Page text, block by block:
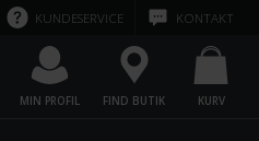
KUNDESERVICE KONTAKT
MIN PROFIL FIND BUTIK KURV